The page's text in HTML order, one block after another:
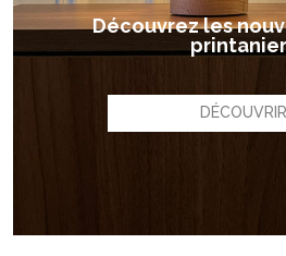
Découvrez les
DÉCOUVRIR